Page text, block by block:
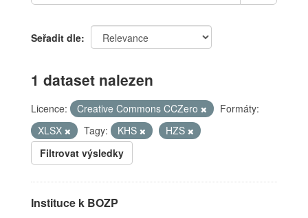
Seřadit dle
1 dataset nalezen
Licence: Creative Commons CCZero
Formáty:
XLSX
Tagy: KHS
HZS
Filtrovat výsledky
Instituce k BOZP